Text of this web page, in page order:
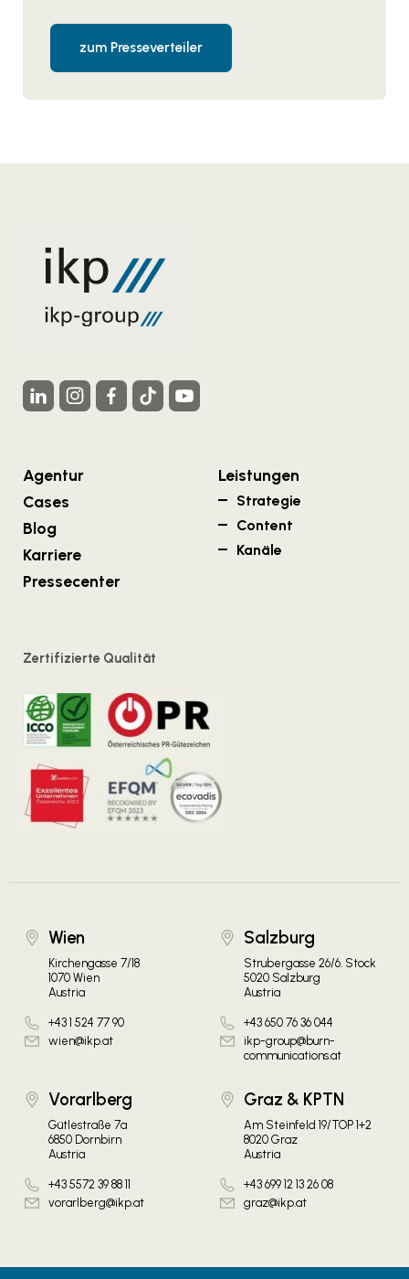
zum Presseverteiler
Agentur
Cases
Blog
Karriere
Pressecenter
Leistungen
Strategie
Content
Kanäle
Zertifizierte Qualität
Wien
Kirchengasse 7/18
1070 Wien
Austria
+43 1 524 77 90
wien@ikp.at
Salzburg
Strubergasse 26/6. Stock
5020 Salzburg
Austria
+43 650 76 36 044
ikp-group@burn-
communications.at
Vorarlberg
Gütlestraße 7a
6850 Dornbirn
Austria
+43 5572 39 88 11
vorarlberg@ikp.at
Graz & KPTN
Am Steinfeld 19/TOP 1+2
8020 Graz
Austria
+43 699 12 13 26 08
graz@ikp.at